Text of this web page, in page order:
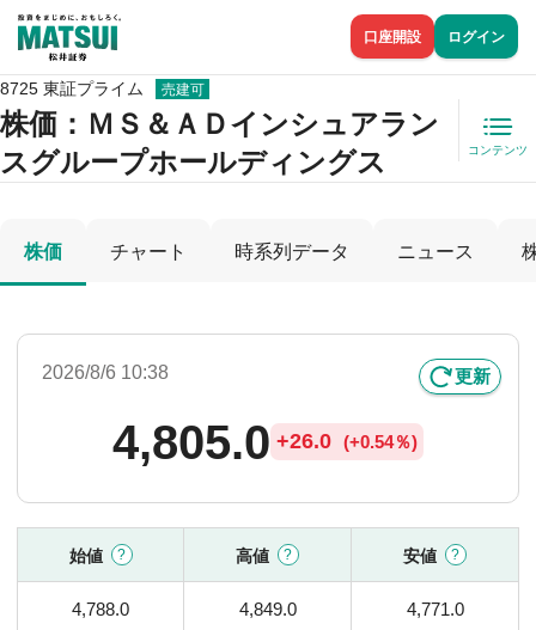
口座開設 ログイン
8725 東証プライム 売建可
株価 ：ＭＳ＆ＡＤインシュアラン
スグループホールディングス
コンテンツ
株価 チャート 時系列データ ニュース
2026/8/6 10:38 更新
4,805.0 +26.0 (+0.54％)
始値 高値 安値
4,788.0 4,849.0 4,771.0